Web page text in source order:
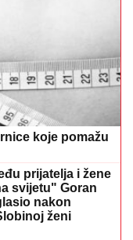
koje pomažu
prijatelja i žene
svijetu" Goran
nakon
ženi